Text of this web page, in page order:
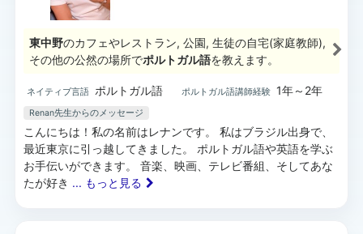
東中野のカフェやレストラン, 公園, 生徒の自宅(家庭教師),
その他の公然の場所でポルトガル語を教えます。
ネイティブ言語 ポルトガル語 ポルトガル語講師経験 1年～2年
Renan先生からのメッセージ
こんにちは！私の名前はレナンです。 私はブラジル出身で、
最近東京に引っ越してきました。 ポルトガル語や英語を学ぶ
お手伝いができます。 音楽、映画、テレビ番組、そしてあな
たが好き ... もっと見る